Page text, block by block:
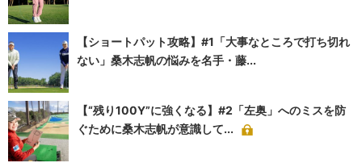
【ショートパット攻略】#1「大事なところで打ち切れ
ない」桑木志帆の悩みを名手・藤...
【“残り100Y”に強くなる】#2「左奥」へのミスを防
ぐために桑木志帆が意識して...